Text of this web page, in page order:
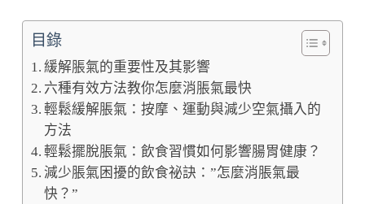
目錄
緩解脹氣的重要性及其影響
六種有效方法教你怎麼消脹氣最快
輕鬆緩解脹氣：按摩、運動與減少空氣攝入的
方法
輕鬆擺脫脹氣：飲食習慣如何影響腸胃健康？
減少脹氣困擾的飲食祕訣：”怎麼消脹氣最
快？”